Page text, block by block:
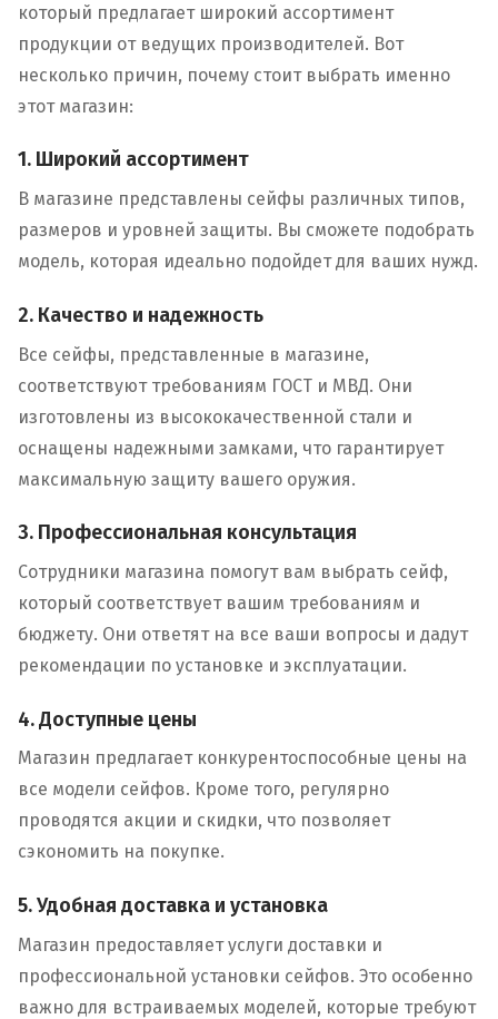
который предлагает широкий ассортимент
продукции от ведущих производителей. Вот
несколько причин, почему стоит выбрать именно
этот магазин:
1. Широкий ассортимент
В магазине представлены сейфы различных типов,
размеров и уровней защиты. Вы сможете подобрать
модель, которая идеально подойдет для ваших нужд.
2. Качество и надежность
Все сейфы, представленные в магазине,
соответствуют требованиям ГОСТ и МВД. Они
изготовлены из высококачественной стали и
оснащены надежными замками, что гарантирует
максимальную защиту вашего оружия.
3. Профессиональная консультация
Сотрудники магазина помогут вам выбрать сейф,
который соответствует вашим требованиям и
бюджету. Они ответят на все ваши вопросы и дадут
рекомендации по установке и эксплуатации.
4. Доступные цены
Магазин предлагает конкурентоспособные цены на
все модели сейфов. Кроме того, регулярно
проводятся акции и скидки, что позволяет
сэкономить на покупке.
5. Удобная доставка и установка
Магазин предоставляет услуги доставки и
профессиональной установки сейфов. Это особенно
важно для встраиваемых моделей, которые требуют